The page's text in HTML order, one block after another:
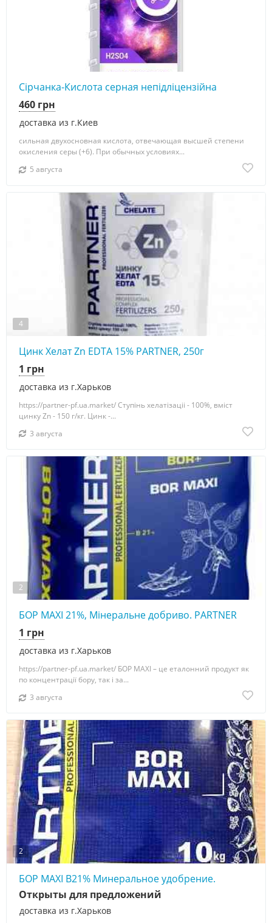
Сірчанка-Кислота серная непідліцензійна
доставка из г.Киев
460 грн
сильная двухосновная кислота, отвечающая высшей степени
окисления серы (+6). При обычных условиях...
5 августа
4
Цинк Хелат Zn EDTA 15% PARTNER, 250г
доставка из г.Харьков
1 грн
https://partner-pf.ua.market/ Ступінь хелатізаціі - 100%, вміст
цинку Zn - 150 г/кг. Цинк -...
3 августа
2
БОР MAXI 21%, Мінеральне добриво. PARTNER
доставка из г.Харьков
1 грн
https://partner-pf.ua.market/ БОР MAXI – це еталонний продукт як
по концентрації бору, так і за...
3 августа
2
БОР MAXI В21% Минеральное удобрение.
доставка из г.Харьков
Открыты для предложений